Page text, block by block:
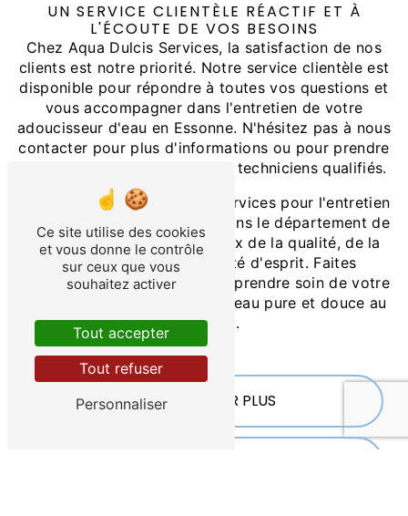
UN SERVICE CLIENTÈLE RÉACTIF ET À
L'ÉCOUTE DE VOS BESOINS
Chez Aqua Dulcis Services, la satisfaction de nos
clients est notre priorité. Notre service clientèle est
disponible pour répondre à toutes vos questions et
vous accompagner dans l'entretien de votre
adoucisseur d'eau en Essonne. N'hésitez pas à nous
contacter pour plus d'informations ou pour prendre
rendez-vous avec l'un de nos techniciens qualifiés.
En choisissant Aqua Dulcis Services pour l'entretien
de votre adoucisseur d'eau dans le département de
l'Essonne, vous faites le choix de la qualité, de la
fiabilité et de la tranquillité d'esprit. Faites
confiance à nos experts pour prendre soin de votre
adoucisseur et profiter d'une eau pure et douce au
quotidien.
EN SAVOIR PLUS
Ce site utilise des cookies
et vous donne le contrôle
sur ceux que vous
souhaitez activer
Tout accepter
Tout refuser
Personnaliser